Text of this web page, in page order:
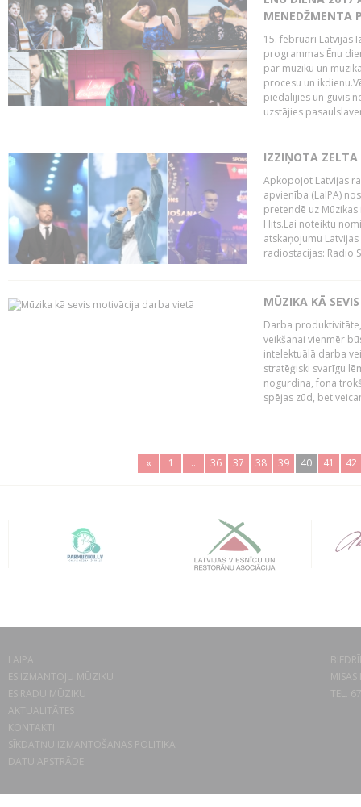
MENEDŽMENTA
15. februārī Latvijas
programmas Ēnu
par mūziku un
procesu un
piedalījies un guvis
uzstājies
IZZIŅOTA ZELTA
Apkopojot Latvijas
apvienība (LaIPA)
pretendē uz
Hits.Lai noteiktu
atskaņojumu
radiostacijas: Radio
MŪZIKA KĀ
Darba
veikšanai vienmēr
intelektuālā darba
stratēģiski svarīgu
nogurdina, fona
spējas zūd, bet
« 1 .. 36 37 38 39 40 41 42
LAIPA
ES IZMANTOJU MŪZIKU
ES RADU MŪZIKU
AKTUALITĀTES
KONTAKTI
SĪKDATŅU IZMANTOŠANAS POLITIKA
DATU APSTRĀDE
TEL.